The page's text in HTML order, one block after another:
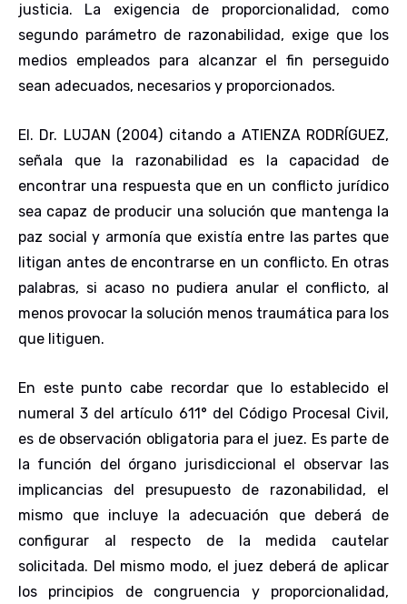
justicia. La exigencia de proporcionalidad, como
segundo parámetro de razonabilidad, exige que los
medios empleados para alcanzar el fin perseguido
sean adecuados, necesarios y proporcionados.
El. Dr. LUJAN (2004) citando a ATIENZA RODRÍGUEZ,
señala que la razonabilidad es la capacidad de
encontrar una respuesta que en un conflicto jurídico
sea capaz de producir una solución que mantenga la
paz social y armonía que existía entre las partes que
litigan antes de encontrarse en un conflicto. En otras
palabras, si acaso no pudiera anular el conflicto, al
menos provocar la solución menos traumática para los
que litiguen.
En este punto cabe recordar que lo establecido el
numeral 3 del artículo 611° del Código Procesal Civil,
es de observación obligatoria para el juez. Es parte de
la función del órgano jurisdiccional el observar las
implicancias del presupuesto de razonabilidad, el
mismo que incluye la adecuación que deberá de
configurar al respecto de la medida cautelar
solicitada. Del mismo modo, el juez deberá de aplicar
los principios de congruencia y proporcionalidad,